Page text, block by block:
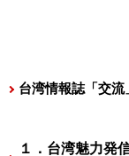
台湾情報誌「交流
１．台湾魅力発